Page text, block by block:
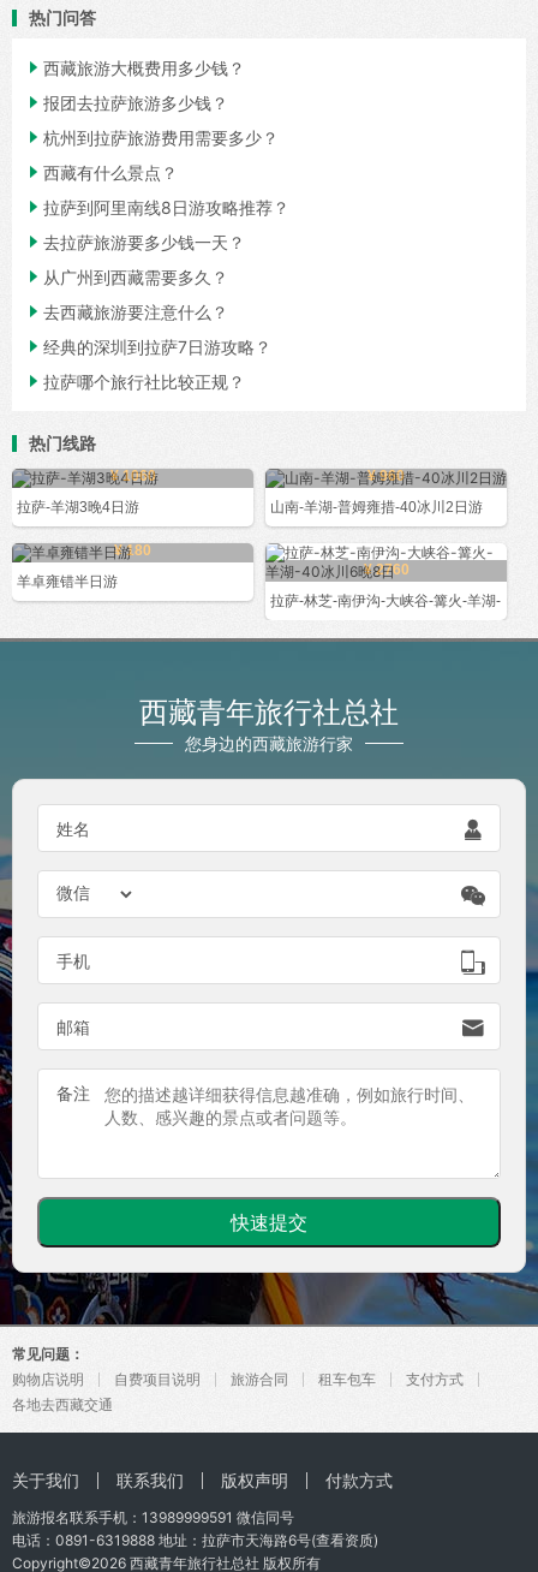
热门问答
 西藏旅游大概费用多少钱？
 报团去拉萨旅游多少钱？
 杭州到拉萨旅游费用需要多少？
 西藏有什么景点？
 拉萨到阿里南线8日游攻略推荐？
 去拉萨旅游要多少钱一天？
 从广州到西藏需要多久？
 去西藏旅游要注意什么？
 经典的深圳到拉萨7日游攻略？
 拉萨哪个旅行社比较正规？
热门线路
¥ 1060
拉萨-羊湖3晚4日游
¥ 960
山南-羊湖-普姆雍措-40冰川2日游
¥ 180
羊卓雍错半日游
¥ 2760
拉萨-林芝-南伊沟-大峡谷-篝火-羊湖-
西藏青年旅行社总社
您身边的西藏旅游行家
姓名 

手机 
邮箱 
备注
常见问题：
购物店说明
自费项目说明 旅游合同 租车包车
支付方式
各地去西藏交通
关于我们 联系我们 版权声明 付款方式
旅游报名联系手机： 13989999591 微信同号
电话：0891-6319888 地址：拉萨市天海路6号(查看资质)
Copyright©2026 西藏青年旅行社总社 版权所有